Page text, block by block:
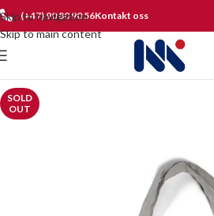
Skip to navigation
Skip to main content
(+47) 90 80 90 56Kontakt oss
SOLD
OUT